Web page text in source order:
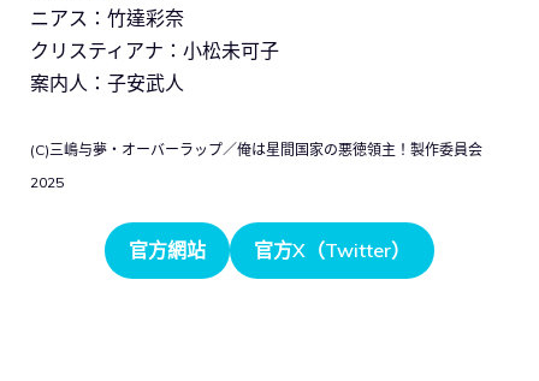
ニアス：竹達彩奈
クリスティアナ：小松未可子
案内人：子安武人
(C)三嶋与夢・オーバーラップ／俺は星間国家の悪徳領主！製作委員会
2025
官方網站 官方X（Twitter）